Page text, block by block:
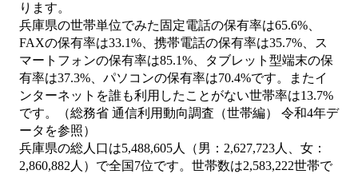
ります。
兵庫県の世帯単位でみた固定電話の保有率は65.6%、
FAXの保有率は33.1%、携帯電話の保有率は35.7%、ス
マートフォンの保有率は85.1%、タブレット型端末の保
有率は37.3%、パソコンの保有率は70.4%です。またイ
ンターネットを誰も利用したことがない世帯率は13.7%
です。（総務省 通信利用動向調査（世帯編） 令和4年デ
ータを参照）
兵庫県の総人口は5,488,605人（男：2,627,723人、女：
2,860,882人）で全国7位です。世帯数は2,583,222世帯で